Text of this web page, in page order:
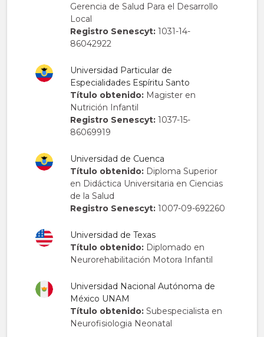
Gerencia de Salud Para el Desarrollo
Local
Registro Senescyt:1031-14-
86042922
Universidad Particular de
Especialidades Espíritu Santo
Título obtenido:Magister en
Nutrición Infantil
Registro Senescyt:1037-15-
86069919
Universidad de Cuenca
Título obtenido:Diploma Superior
en Didáctica Universitaria en Ciencias
de la Salud
Registro Senescyt:1007-09-692260
Universidad de Texas
Título obtenido:Diplomado en
Neurorehabilitación Motora Infantil
Universidad Nacional Autónoma de
México UNAM
Título obtenido:Subespecialista en
Neurofisiologia Neonatal